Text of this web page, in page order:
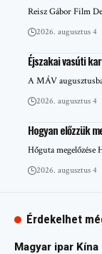
Reisz Gábor Film
2026. augusztus 4
Éjszakai vasúti
A MÁV
2026. augusztus 4
Hogyan előzzük
Hőguta megelőzése
2026. augusztus 4
Érdekelhet
Magyar ipar